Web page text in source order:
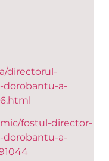
directorul-
dorobantu-a-
fostul-director-
dorobantu-a-